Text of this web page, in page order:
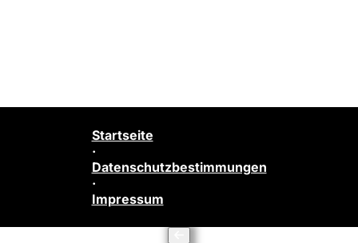
Startseite
·
Datenschutzbestimmungen
·
Impressum